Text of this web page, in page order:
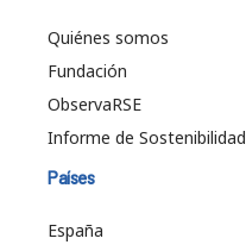
Quiénes somos
Fundación
ObservaRSE
Informe de Sostenibilidad
Países
España